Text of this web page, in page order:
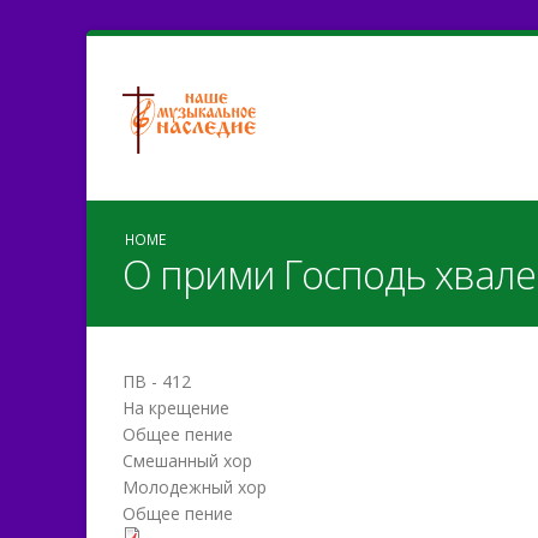
HOME
О прими Господь
ПВ - 412
На крещение
Общее пение
Смешанный хор
Молодежный хор
Общее пение